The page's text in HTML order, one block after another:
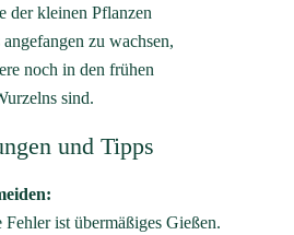
und Tipps
ist übermäßiges Gießen.